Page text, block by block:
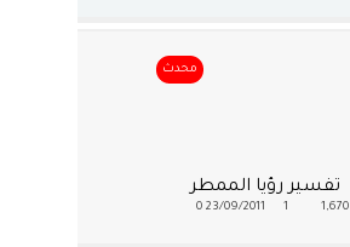
محدث
تفسير رؤيا الممطر
1,670
23/09/2011
0